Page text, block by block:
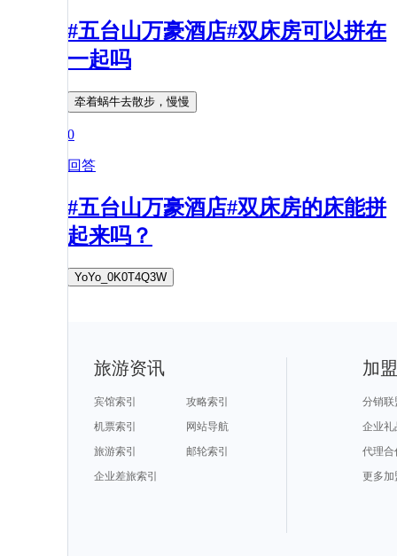
#五台山万豪酒店#双床房可以拼在
一起吗
牵着蜗牛去散步，慢慢
0
回答
#五台山万豪酒店#双床房的床能拼
起来吗？
YoYo_0K0T4Q3W
旅游资讯
宾馆索引
攻略索引
机票索引
网站导航
旅游索引
邮轮索引
企业差旅索引
加
分销联
企业礼
代理合
更多加